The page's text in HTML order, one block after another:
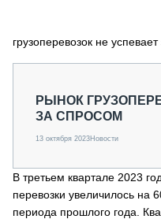
СПЕЦПРОЕКТЫ
О ПРОЕКТЕ
грузоперевозок не
РЫНОК
ЗА СПРОСОМ
13 октября 2023Новости
В третьем квартале 2023
перевозки увеличилось на
периода прошлого года.